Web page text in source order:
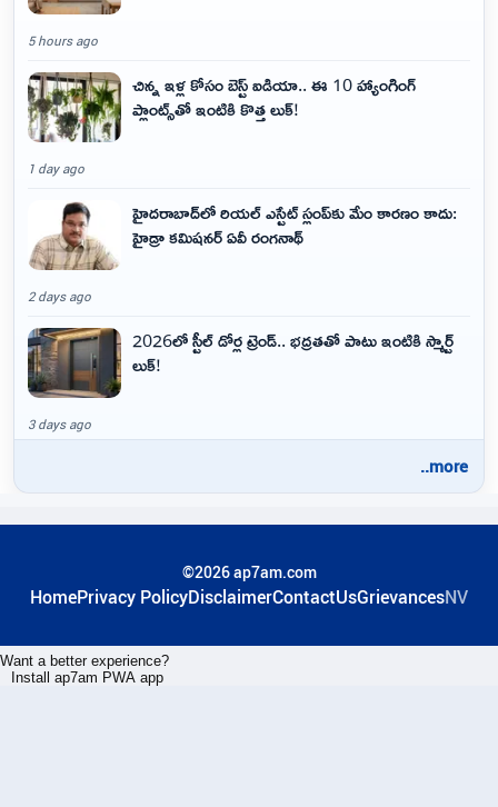
5 hours ago
చిన్న ఇళ్ల కోసం బెస్ట్ ఐడియా.. ఈ 10 హ్యాంగింగ్
ప్లాంట్స్‌తో ఇంటికి కొత్త లుక్!
1 day ago
హైదరాబాద్‌లో రియల్ ఎస్టేట్ స్లంప్‌కు మేం కారణం కాదు:
హైడ్రా కమిషనర్ ఏవీ రంగనాథ్
2 days ago
2026లో స్టీల్ డోర్ల ట్రెండ్.. భద్రతతో పాటు ఇంటికి స్మార్ట్
లుక్!
3 days ago
..more
©2026 ap7am.com
HomePrivacy PolicyDisclaimerContactUsGrievancesNV
Want a better experience?
Install ap7am PWA app